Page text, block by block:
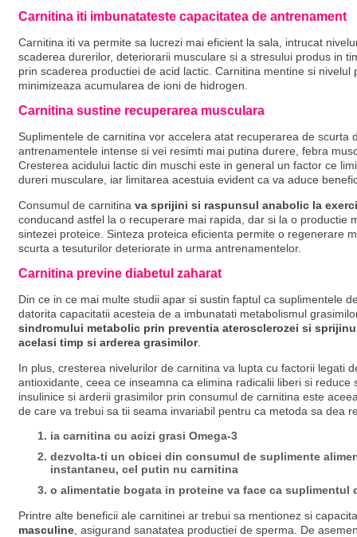
Carnitina iti imbunatateste capacitatea de antrenament
Carnitina iti va permite sa lucrezi mai eficient la sala, intrucat
scaderea durerilor, deteriorarii musculare si a stresului produs in
prin scaderea productiei de acid lactic. Carnitina mentine si
minimizeaza acumularea de ioni de hidrogen.
Carnitina sustine recuperarea musculara
Suplimentele de carnitina vor accelera atat recuperarea de scurta
antrenamentele intense si vei resimti mai putina durere, febra
Cresterea acidului lactic din muschi este in general un factor ce
dureri musculare, iar limitarea acestuia evident ca va aduce
Consumul de carnitina va sprijini si raspunsul anabolic la
conducand astfel la o recuperare mai rapida, dar si la o productie
sintezei proteice. Sinteza proteica eficienta permite o regenerare
scurta a tesuturilor deteriorate in urma antrenamentelor.
Carnitina previne diabetul zaharat
Din ce in ce mai multe studii apar si sustin faptul ca suplimentele
datorita capacitatii acesteia de a imbunatati metabolismul
sindromului metabolic prin preventia aterosclerozei si
acelasi timp si arderea grasimilor.
In plus, cresterea nivelurilor de carnitina va lupta cu factorii legati
antioxidante, ceea ce inseamna ca elimina radicalii liberi si
insulinice si arderii grasimilor prin consumul de carnitina este
de care va trebui sa tii seama invariabil pentru ca metoda sa dea
ia carnitina cu acizi grasi Omega-3
dezvolta-ti un obicei din consumul de suplimente
instantaneu, cel putin nu carnitina
o alimentatie bogata in proteine va face ca suplimentul
Printre alte beneficii ale carnitinei ar trebui sa mentionez si
masculine , asigurand sanatatea productiei de sperma. De